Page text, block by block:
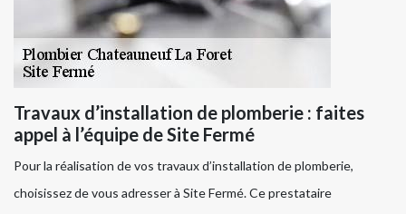
Travaux d’installation de plomberie : faites
appel à l’équipe de Site Fermé
Pour la réalisation de vos travaux d’installation de plomberie,
choisissez de vous adresser à Site Fermé. Ce prestataire